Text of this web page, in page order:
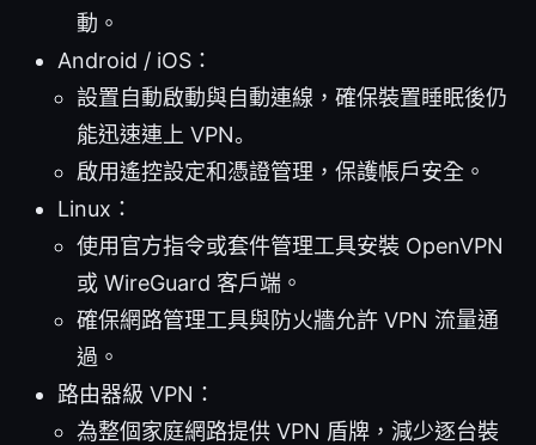
動。
Android / iOS：
設置自動啟動與自動連線，確保裝置睡眠後仍
能迅速連上 VPN。
啟用遙控設定和憑證管理，保護帳戶安全。
Linux：
使用官方指令或套件管理工具安裝 OpenVPN
或 WireGuard 客戶端。
確保網路管理工具與防火牆允許 VPN 流量通
過。
路由器級 VPN：
為整個家庭網路提供 VPN 盾牌，減少逐台裝